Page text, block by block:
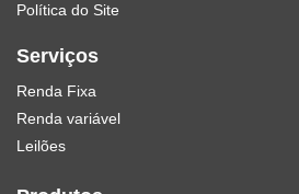
Política do Site
Serviços
Renda Fixa
Renda variável
Leilões